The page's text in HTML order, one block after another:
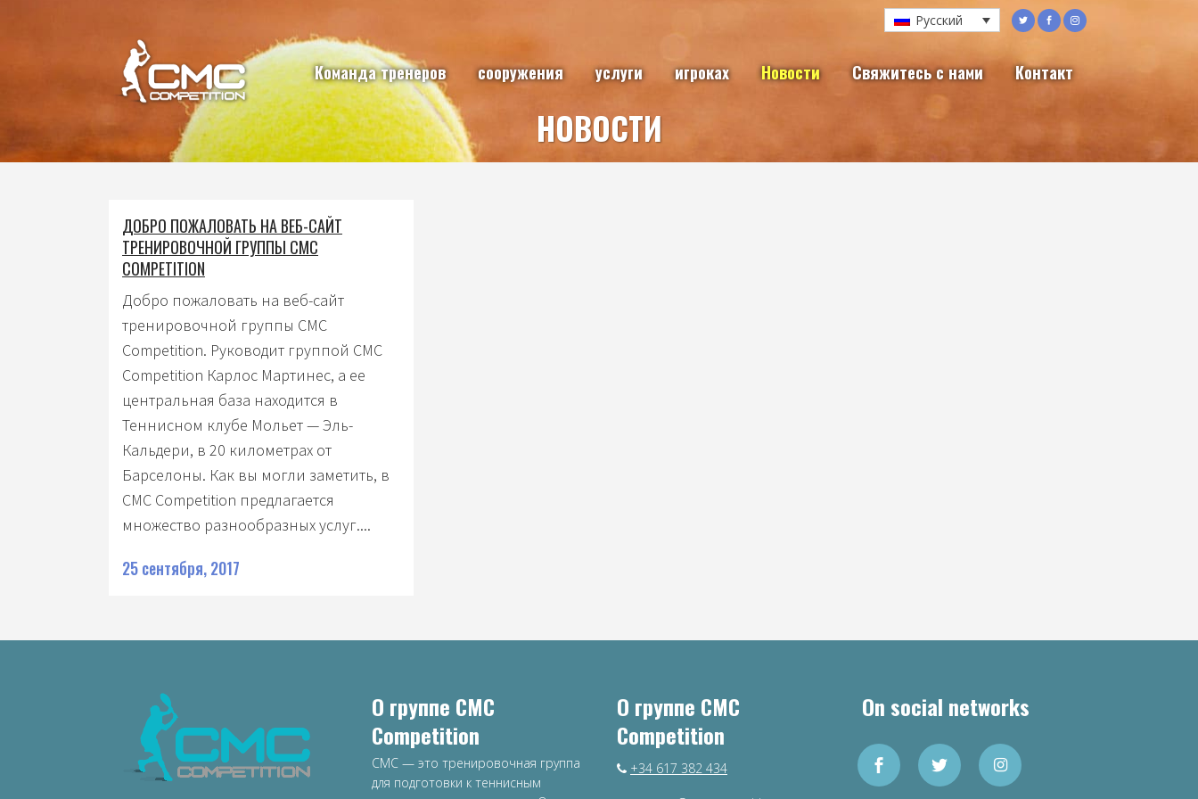
Русский
Команда тренеров сооружения услуги игроках Новости Свяжитесь с нами Контакт
НОВОСТИ
ДОБРО ПОЖАЛОВАТЬ НА ВЕБ-САЙТ
ТРЕНИРОВОЧНОЙ ГРУППЫ CMC
COMPETITION
Добро пожаловать на веб-сайт
тренировочной группы CMC
Competition. Руководит группой CMC
Competition Карлос Мартинес, а ее
центральная база находится в
Теннисном клубе Мольет — Эль-
Кальдери, в 20 километрах от
Барселоны. Как вы могли заметить, в
CMC Competition предлагается
множество разнообразных услуг....
25 сентября, 2017
О группе CMC
Competition
CMC — это тренировочная группа
для подготовки к теннисным
О группе CMC
Competition
+34 617 382 434
On social networks